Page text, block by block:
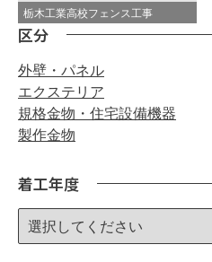
栃木工業高校フェンス工事
区分
外壁・パネル
エクステリア
規格金物・住宅設備機器
製作金物
着工年度